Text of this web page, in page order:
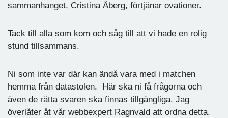
sammanhanget, Cristina Åberg, förtjänar ovationer.
Tack till alla som kom och såg till att vi hade en rolig
stund tillsammans.
Ni som inte var där kan ändå vara med i matchen
hemma från datastolen. Här ska ni få frågorna och
även de rätta svaren ska finnas tillgängliga. Jag
överlåter åt vår webbexpert Ragnvald att ordna detta.